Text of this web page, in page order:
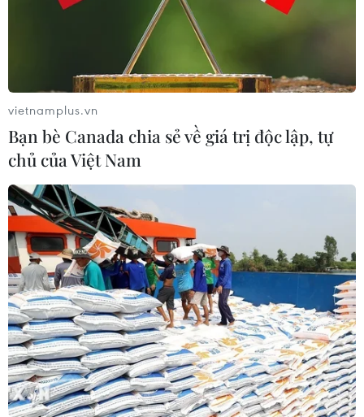
Thông điệp tình yêu đôi lứa ý nghĩa trong
ngày lễ tình nhân 2015
11/02/2015 06:00
Mùa Valentine năm nay, thông điệp về tình yêu lứa đôi
được gửi gắm qua những món quà đầy ý nghĩa được
"hình tượng hóa" qua những mẫu thiết kế đồng hồ được
chế tác tinh xảo.
vietnamplus.vn
Bạn bè Canada chia sẻ về giá trị độc lập, tự
chủ của Việt Nam